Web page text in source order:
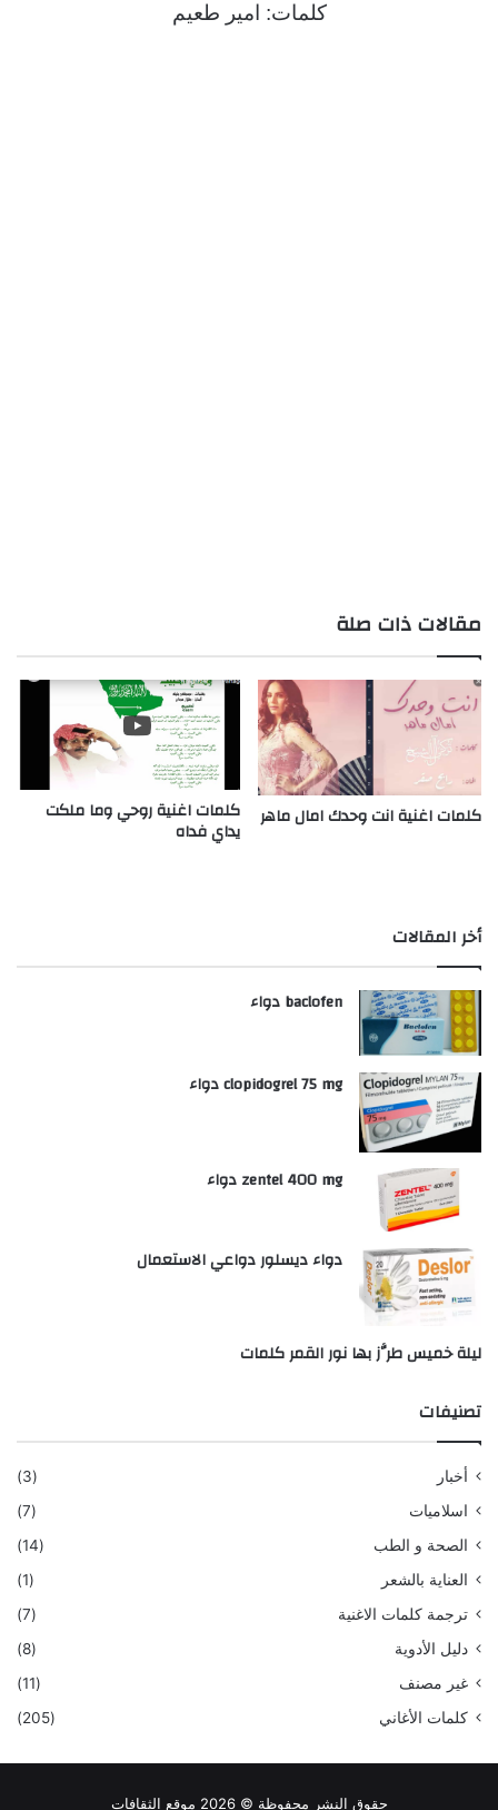
كلمات: امير طعيم
مقالات ذات صلة
كلمات اغنية انت وحدك امال ماهر كلمات اغنية روحي وما ملكت
يداي فداه
أخر المقالات
baclofen دواء
clopidogrel 75 mg دواء
zentel 400 mg دواء
دواء ديسلور دواعي الاستعمال
ليلة خميس طرَّز بها نور القمر كلمات
تصنيفات
أخبار
(3)
اسلاميات
(7)
الصحة و الطب
(14)
العناية بالشعر
(1)
ترجمة كلمات الاغنية
(7)
دليل الأدوية
(8)
غير مصنف
(11)
كلمات الأغاني
(205)
حقوق النشر محفوظة © 2026 موقع الثقافات